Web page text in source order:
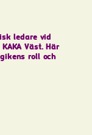
ledare vid
Väst. Här
roll och